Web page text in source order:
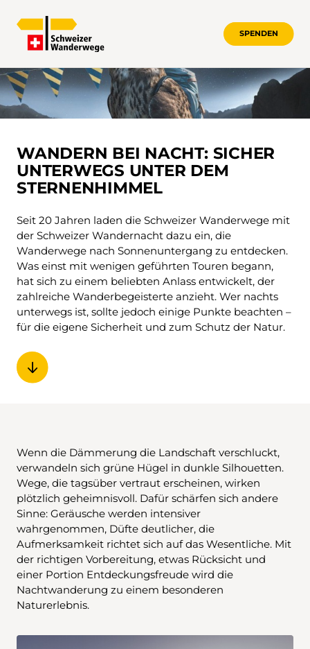
SPENDEN
WANDERN BEI NACHT: SICHER
WANDERN BEI NACHT: SICHER
UNTERWEGS UNTER DEM
STERNENHIMMEL
Seit 20 Jahren laden die Schweizer Wanderwege mit
der Schweizer Wandernacht dazu ein, die
Wanderwege nach Sonnenuntergang zu entdecken.
Was einst mit wenigen geführten Touren begann,
hat sich zu einem beliebten Anlass entwickelt, der
zahlreiche Wanderbegeisterte anzieht. Wer nachts
unterwegs ist, sollte jedoch einige Punkte beachten –
für die eigene Sicherheit und zum Schutz der Natur.
Wenn die Dämmerung die Landschaft verschluckt,
verwandeln sich grüne Hügel in dunkle Silhouetten.
Wege, die tagsüber vertraut erscheinen, wirken
plötzlich geheimnisvoll. Dafür schärfen sich andere
Sinne: Geräusche werden intensiver
wahrgenommen, Düfte deutlicher, die
Aufmerksamkeit richtet sich auf das Wesentliche. Mit
der richtigen Vorbereitung, etwas Rücksicht und
einer Portion Entdeckungsfreude wird die
Nachtwanderung zu einem besonderen
Naturerlebnis.